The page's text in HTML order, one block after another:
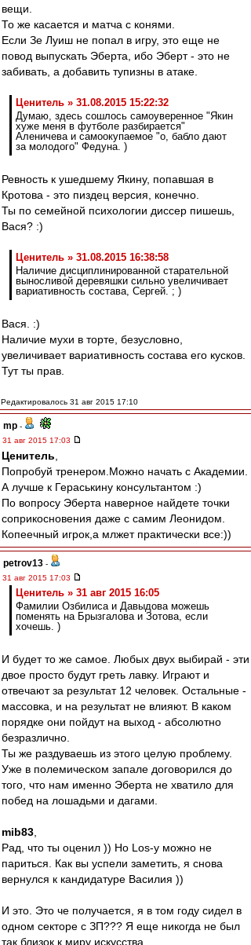
вещи.
То же касается и матча с конями.
Если Зе Луиш не попал в игру, это еще не
повод выпускать Эберта, ибо Эберт - это не
забивать, а добавить тупизны в атаке.
Ценитель » 31.08.2015 15:22:32
Думаю, здесь сошлось самоуверенное "Якин
хуже меня в футболе разбирается"
Аленичева и самоокупаемое "о, бабло дают
за молодого" Федуна. )
Ревность к ушедшему Якину, попавшая в
Кротова - это пиздец версия, конечно.
Ты по семейной психологии диссер пишешь,
Вася? :)
Ценитель » 31.08.2015 16:38:58
Наличие дисциплинированной старательной
выносливой деревяшки сильно увеличивает
вариативность состава, Сергей. ; )
Вася. :)
Наличие мухи в торте, безусловно,
увеличивает вариативность состава его кусков.
Тут ты прав.
Редактировалось 31 авг 2015 17:10
mp -
31 авг 2015 17:03
Ценитель
Попробуй тренером.Можно начать с Академии.
А лучше к Гераськину консультантом :)
По вопросу Эберта наверное найдете точки
соприкосновения даже с самим Леонидом.
Копеечный игрок,а млжет практически все:))
petrov13 -
31 авг 2015 17:03
Ценитель » 31 авг 2015 16:05
Фамилии Озбилиса и Давыдова можешь
поменять на Брызгалова и Зотова, если
хочешь. )
И будет то же самое. Любых двух выбирай - эти
двое просто будут греть лавку. Играют и
отвечают за результат 12 человек. Остальные -
массовка, и на результат не влияют. В каком
порядке они пойдут на выход - абсолютно
безразлично.
Ты же раздуваешь из этого целую проблему.
Уже в полемическом запале договорился до
того, что нам именно Эберта не хватило для
побед на лошадьми и дагами.
mib83
Рад, что ты оценил )) Но Los-у можно не
париться. Как вы успели заметить, я снова
вернулся к кандидатуре Василия ))
И это. Это че получается, я в том году сидел в
одном секторе с ЗП??? Я еще никогда не был
так близок к миру искусства...